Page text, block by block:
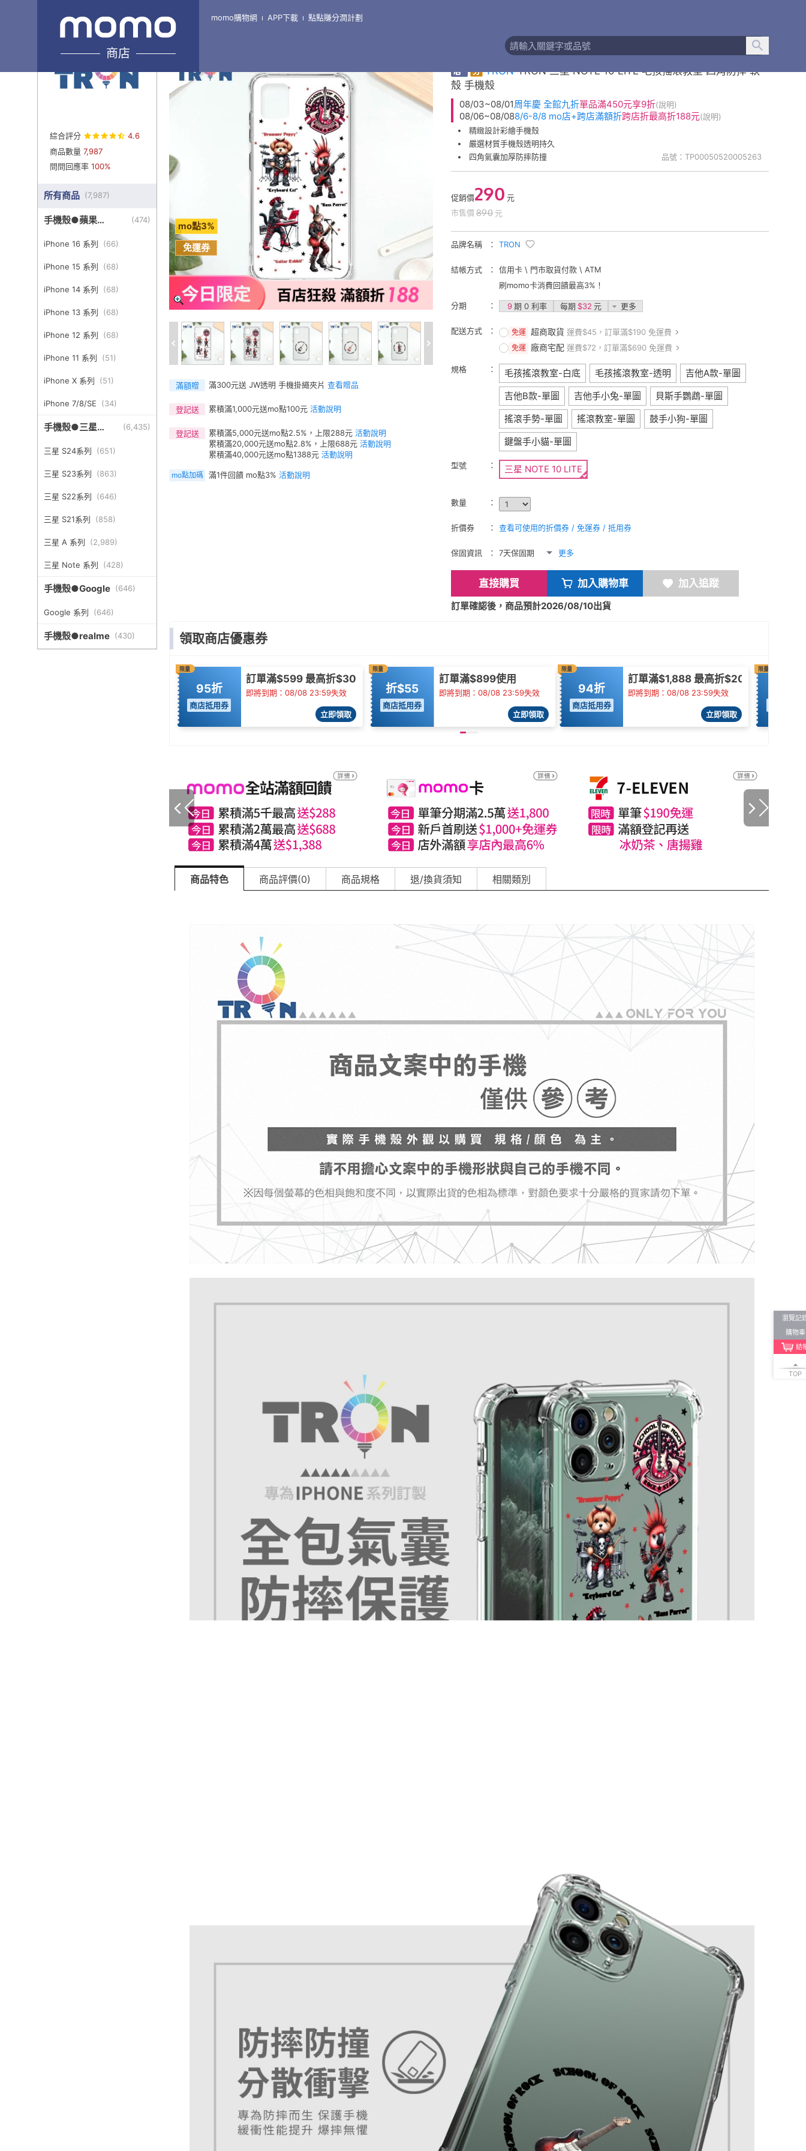
商店
momo購物網 APP下載 點點賺分潤計劃
綜合評分
4.6
商品數量 7,987
問問回應率 100%
所有商品 (7,987)
手機殼●蘋果
(474)
iPhone 16 系列 (66)
iPhone 15 系列 (68)
iPhone 14 系列 (68)
iPhone 13 系列 (68)
iPhone 12 系列 (68)
iPhone 11 系列 (51)
iPhone X 系列 (51)
iPhone 7/8/SE (34)
手機殼●三星
(6,435)
三星 S24系列 (651)
三星 S23系列 (863)
三星 S22系列 (646)
三星 S21系列 (858)
三星 A 系列 (2,989)
三星 Note 系列 (428)
手機殼●Google (646)
Google 系列 (646)
手機殼●realme (430)
mo點3%
免運券
滿額贈 滿300元送 JW透明 手機掛繩夾片 查看贈品
登記送 累積滿1,000元送mo點100元 活動說明
登記送 累積滿5,000元送mo點2.5%，上限288元 活動說明
累積滿20,000元送mo點2.8%，上限688元 活動說明
累積滿40,000元送mo點1388元 活動說明
mo點加碼 滿1件回饋 mo點3% 活動說明
精緻彩繪手機殼
券 TRON TRON 三星 NOTE 10 LITE 毛孩搖滾教室 四角防摔 軟
殼 手機殼
08/03~08/01周年慶 全館九折單品滿450元享9折(說明)
08/06~08/088/6-8/8 mo店+跨店滿額折跨店折最高折188元(說明)
品號：TP00050520005263
精緻設計彩繪手機殼
嚴選材質手機殼透明持久
四角氣囊加厚防摔防撞
促銷價290 元
市售價 890 元
品牌名稱 TRON
結帳方式
信用卡 \ 門市取貨付款 \ ATM
刷momo卡消費回饋最高3%！
分期 9期 0 利率 每期 $32 元 更多
配送方式 免運 超商取貨 運費$45，訂單滿$190 免運費
免運 廠商宅配 運費$72，訂單滿$690 免運費
規格 毛孩搖滾教室-白底 毛孩搖滾教室-透明
吉他A款-單圖
吉他B款-單圖
吉他手小兔-單圖
貝斯手鸚鵡-單圖
搖滾手勢-單圖
搖滾教室-單圖
鼓手小狗-單圖
鍵盤手小貓-單圖
型號 三星 NOTE 10 LITE
數量
折價券 查看可使用的折價券 / 免運券 / 抵用券
保固資訊 7天保固期 更多
直接購買 加入購物車 加入追蹤
訂單確認後，商品預計2026/08/10出貨
領取商店優惠券
限量
95折
商店抵用券
訂單滿$599 最高折$30
即將到期：08/08 23:59失效
立即領取
限量
折$55
商店抵用券
訂單滿$899使用
即將到期：08/08 23:59失效
立即領取
限量
94折
商店抵用券
訂單滿$1,888 最高折$200
即將到期：08/08 23:59失效
立即領取
限量
折
商品特色 商品評價(0) 商品規格 退/換貨須知 相關類別
瀏覽記
購物車
結
TOP